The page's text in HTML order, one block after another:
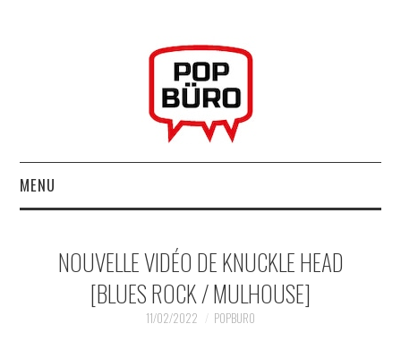
MENU
MUSIQUESACTUELLES.NET
GABBA GABBA HEY !
NOUVELLE VIDÉO DE KNUCKLE HEAD
[BLUES ROCK / MULHOUSE]
11/02/2022 POPBURO